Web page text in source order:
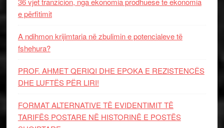
e përfitimit
A ndihmon krijimtaria në zbulimin e potencialeve të
fshehura?
PROF. AHMET QERIQI DHE EPOKA E REZISTENCЁS
DHE LUFTЁS PЁR LIRI!
FORMAT ALTERNATIVE TË EVIDENTIMIT TË
TARIFËS POSTARE NË HISTORINË E POSTËS